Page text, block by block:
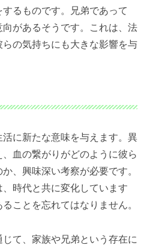
るものです。兄弟であって
があるそうです。これは、法
の気持ちにも大きな影響を与
に新たな意味を与えます。異
血の繋がりがどのように彼ら
、興味深い考察が必要です。
時代と共に変化しています
ことを忘れてはなりません。
て、家族や兄弟という存在に